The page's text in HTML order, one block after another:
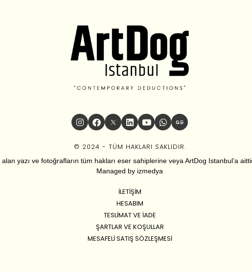
© 2024 - TÜM HAKLARI SAKLIDIR.
yazı ve fotoğrafların tüm hakları eser sahiplerine veya ArtDog Istanbul’a
Managed by izmedya
İLETIŞIM
HESABIM
TESLIMAT VE İADE
ŞARTLAR VE KOŞULLAR
MESAFELI SATIŞ SÖZLEŞMESI